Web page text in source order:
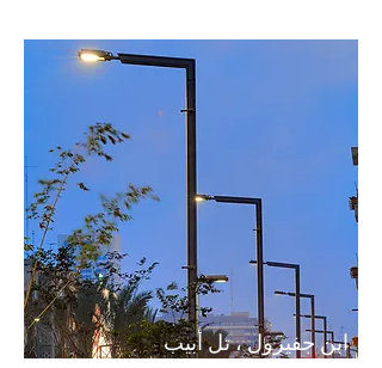
ابن جفيرول ، تل أبيب